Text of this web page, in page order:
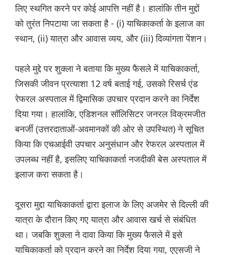
लिए स्थगित करने पर कोई आपत्ति नहीं है। हालांकि तीन मुद्दों
को तुरंत निपटाया जा सकता है - (i) याचिकाकर्ता के इलाज का
स्थान, (ii) यात्रा और आवास व्यय, और (iii) दिव्यांगता पेंशन।
पहले मुद्दे पर शुक्ला ने बताया कि मुख्य फैसले में याचिकाकर्ता,
जिसकी जीवन प्रत्याशा 12 वर्ष बताई गई, उसको रिसर्च एंड
रेफरल अस्पताल में द्विमासिक उपचार प्रदान करने का निर्देश
दिया गया। हालांकि, एडिशनल सॉलिसिटर जनरल विक्रमजीत
बनर्जी (उत्तरदाताओं-अवमानकों की ओर से उपस्थित) ने सूचित
किया कि एचआईवी उपचार अनुसंधान और रेफरल अस्पताल में
उपलब्ध नहीं है, इसलिए याचिकाकर्ता नजदीकी बेस अस्पताल में
इलाज करा सकता है।
दूसरा मुद्दा याचिकाकर्ता द्वारा इलाज के लिए अजमेर से दिल्ली की
यात्रा के दौरान किए गए यात्रा और आवास खर्च से संबंधित
था। जबकि शुक्ला ने दावा किया कि मुख्य फैसले में इसे
याचिकाकर्ता को प्रदान करने का निर्देश दिया गया, एएसजी ने